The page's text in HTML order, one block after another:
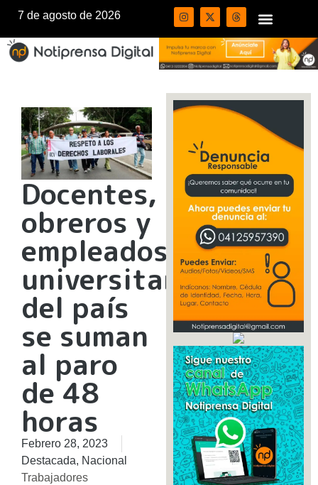
7 de agosto de 2026
Docentes,
obreros y
empleados
universitarios
del país
se suman
al paro
de 48
horas
Febrero 28, 2023
Destacada, Nacional
Trabajadores